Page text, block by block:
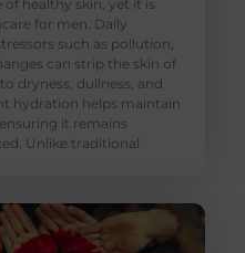
healthy skin, yet it is
for men. Daily
such as pollution,
can strip the skin of
dryness, dullness, and
hydration helps maintain
it remains
Unlike traditional